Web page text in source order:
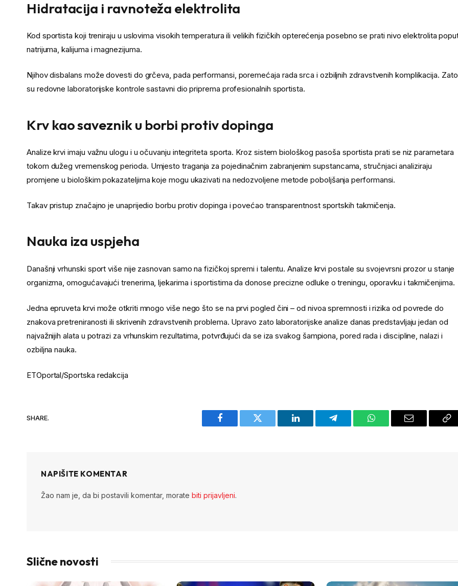
Hidratacija i ravnoteža elektrolita
Kod sportista koji treniraju u uslovima visokih temperatura ili velikih fizičkih opterećenja posebno se prati nivo elektrolita
natrijuma, kalijuma i magnezijuma.
Njihov disbalans može dovesti do grčeva, pada performansi, poremećaja rada srca i ozbiljnih zdravstvenih komplikacija. Zato
su redovne laboratorijske kontrole sastavni dio priprema profesionalnih sportista.
Krv kao saveznik u borbi protiv dopinga
Analize krvi imaju važnu ulogu i u očuvanju integriteta sporta. Kroz sistem biološkog pasoša sportista prati se niz parametara
tokom dužeg vremenskog perioda. Umjesto traganja za pojedinačnim zabranjenim supstancama, stručnjaci analiziraju
promjene u biološkim pokazateljima koje mogu ukazivati na nedozvoljene metode poboljšanja performansi.
Takav pristup značajno je unaprijedio borbu protiv dopinga i povećao transparentnost sportskih takmičenja.
Nauka iza uspjeha
Današnji vrhunski sport više nije zasnovan samo na fizičkoj spremi i talentu. Analize krvi postale su svojevrsni prozor u stanje
organizma, omogućavajući trenerima, ljekarima i sportistima da donose precizne odluke o treningu, oporavku i takmičenjima.
Jedna epruveta krvi može otkriti mnogo više nego što se na prvi pogled čini – od nivoa spremnosti i rizika od povrede do
znakova pretreniranosti ili skrivenih zdravstvenih problema. Upravo zato laboratorijske analize danas predstavljaju jedan od
najvažnijih alata u potrazi za vrhunskim rezultatima, potvrđujući da se iza svakog šampiona, pored rada i discipline, nalazi i
ozbiljna nauka.
ETOportal/Sportska redakcija
SHARE.
Facebook Twitter LinkedIn Telegram WhatsAppEmail
NAPIŠITE KOMENTAR
Žao nam je, da bi postavili komentar, morate biti prijavljeni.
Slične novosti